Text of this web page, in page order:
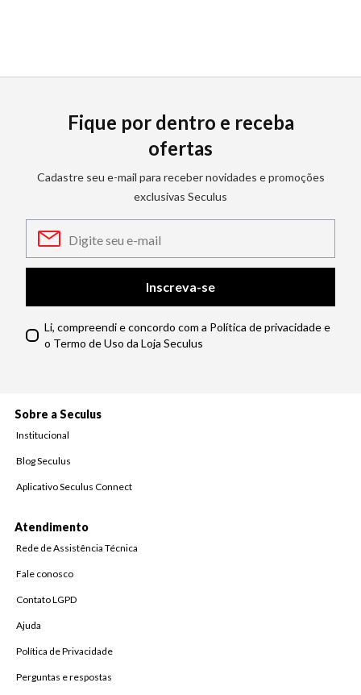
Fique por dentro e receba
ofertas
Cadastre seu e-mail para receber novidades e promoções
exclusivas Seculus
Inscreva-se
Li, compreendi e concordo com a Política de privacidade e
o Termo de Uso da Loja Seculus
Sobre a Seculus
Institucional
Blog Seculus
Aplicativo Seculus Connect
Atendimento
Rede de Assistência Técnica
Fale conosco
Contato LGPD
Ajuda
Política de Privacidade
Perguntas e respostas